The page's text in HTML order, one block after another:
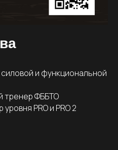
и функциональной
тренер ФББТО
PRO и PRO 2